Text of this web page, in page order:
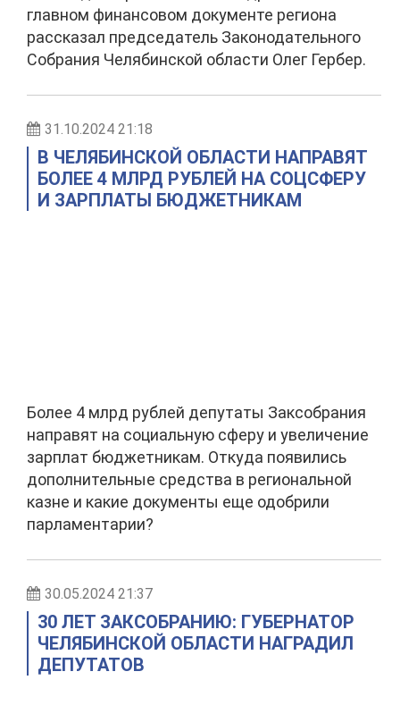
главном финансовом документе региона
рассказал председатель Законодательного
Собрания Челябинской области Олег Гербер.
31.10.2024 21:18
В ЧЕЛЯБИНСКОЙ ОБЛАСТИ НАПРАВЯТ
БОЛЕЕ 4 МЛРД РУБЛЕЙ НА СОЦСФЕРУ
И ЗАРПЛАТЫ БЮДЖЕТНИКАМ
Более 4 млрд рублей депутаты Заксобрания
направят на социальную сферу и увеличение
зарплат бюджетникам. Откуда появились
дополнительные средства в региональной
казне и какие документы еще одобрили
парламентарии?
30.05.2024 21:37
30 ЛЕТ ЗАКСОБРАНИЮ: ГУБЕРНАТОР
ЧЕЛЯБИНСКОЙ ОБЛАСТИ НАГРАДИЛ
ДЕПУТАТОВ